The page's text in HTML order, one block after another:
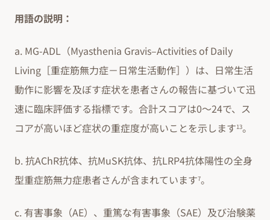
用語の説明：
a. MG-ADL（Myasthenia Gravis–Activities of Daily
Living［重症筋無力症－日常生活動作］）は、日常生活
動作に影響を及ぼす症状を患者さんの報告に基づいて迅
速に臨床評価する指標です。合計スコアは0～24で、ス
コアが高いほど症状の重症度が高いことを示します13。
b. 抗AChR抗体、抗MuSK抗体、抗LRP4抗体陽性の全身
型重症筋無力症患者さんが含まれています7。
c. 有害事象（AE）、重篤な有害事象（SAE）及び治験薬